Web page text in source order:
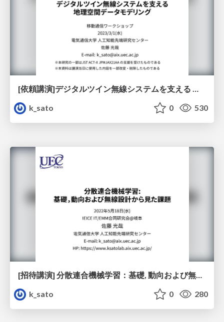
[依頼講演]デジタルツイン無線システムを支える 地理空間データモデリング
k_sato
0 530
k_sato
0 280